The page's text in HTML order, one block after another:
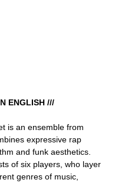
ENGLISH ///
is an ensemble from
expressive rap
and funk aesthetics.
of six players, who layer
genres of music,